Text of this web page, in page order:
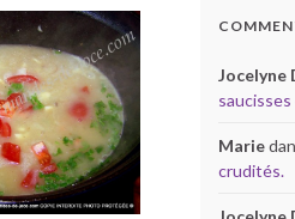
Jocelyne
Marie
crudités.